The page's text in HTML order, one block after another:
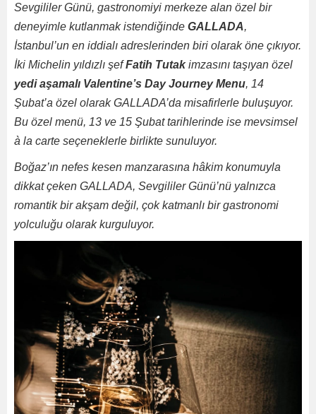
Sevgililer Günü, gastronomiyi merkeze alan özel bir
deneyimle kutlanmak istendiğinde GALLADA,
İstanbul’un en iddialı adreslerinden biri olarak öne çıkıyor.
İki Michelin yıldızlı şefFatih Tutakimzasını taşıyan özel
yedi aşamalı Valentine’s Day Journey Menu, 14
Şubat’a özel olarak GALLADA’da misafirlerle buluşuyor.
Bu özel menü, 13 ve 15 Şubat tarihlerinde ise mevsimsel
à la carte seçeneklerle birlikte sunuluyor.
Boğaz’ın nefes kesen manzarasına hâkim konumuyla
dikkat çeken GALLADA, Sevgililer Günü’nü yalnızca
romantik bir akşam değil, çok katmanlı bir gastronomi
yolculuğu olarak kurguluyor.